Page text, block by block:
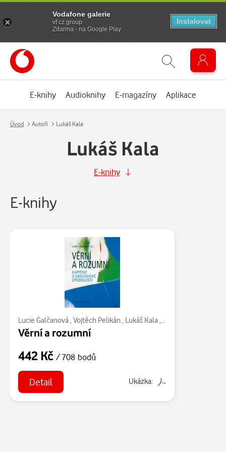
E-knihy Audioknihy E-magazíny Aplikace
Úvod Autoři Lukáš Kala
Lukáš Kala
E-knihy
E-knihy
Lucie Galčanová , Vojtěch Pelikán, Lukáš Kala , Hana Librová
Věrní a rozumní
442 Kč / 708 bodů
Detail Ukázka:
Vodafone galerie
vf.cz.group
Zdarma - na Google Play
Instalovat